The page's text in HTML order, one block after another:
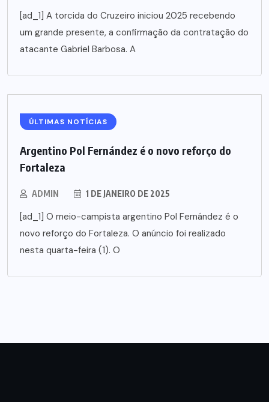
[ad_1] A torcida do Cruzeiro iniciou 2025 recebendo
um grande presente, a confirmação da contratação do
atacante Gabriel Barbosa. A
ÚLTIMAS NOTÍCIAS
Argentino Pol Fernández é o novo reforço do
Fortaleza
ADMIN 1 DE JANEIRO DE 2025
[ad_1] O meio-campista argentino Pol Fernández é o
novo reforço do Fortaleza. O anúncio foi realizado
nesta quarta-feira (1). O